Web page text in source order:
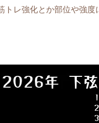
レ強化とか部位や強度